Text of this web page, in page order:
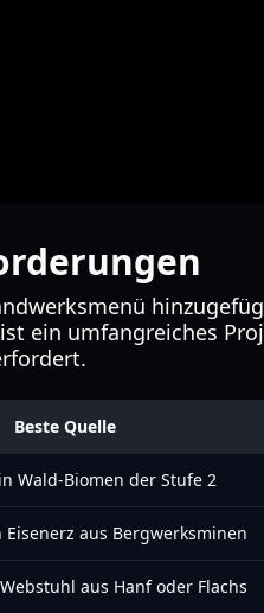
ein umfangreiches
Beste Quelle
Wald-Biomen der Stufe 2
Eisenerz aus Bergwerksminen
aus Hanf oder Flachs